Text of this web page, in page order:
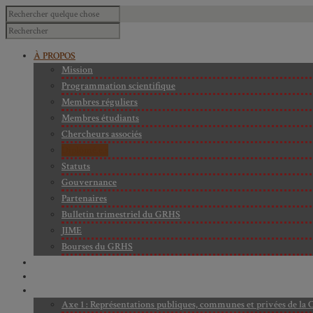
À PROPOS
Mission
Programmation scientifique
Membres réguliers
Membres étudiants
Chercheurs associés
Statuts
Gouvernance
Partenaires
Bulletin trimestriel du GRHS
JIME
Bourses du GRHS
Axe 1 : Représentations publiques, communes et privées de la